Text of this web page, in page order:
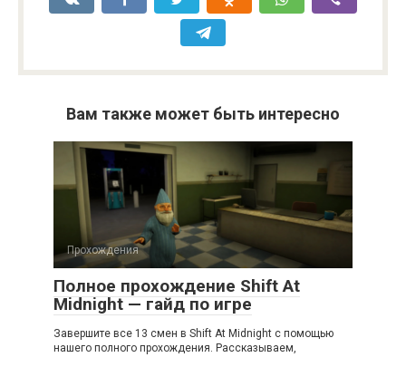
Вам также может быть интересно
Прохождения
Полное прохождение Shift At
Midnight — гайд по игре
Завершите все 13 смен в Shift At Midnight с помощью
нашего полного прохождения. Рассказываем,